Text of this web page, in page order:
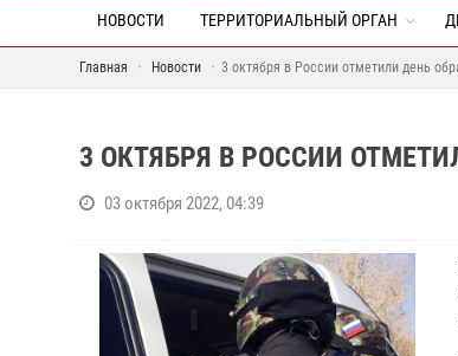
НОВОСТИ ТЕРРИТОРИАЛЬНЫЙ ОРГАН
Главная Новости 3 октября в России отметили день
3 ОКТЯБРЯ В РОССИИ
03 октября 2022, 04:39